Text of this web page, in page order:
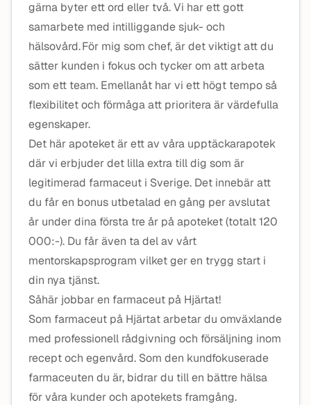
gärna byter ett ord eller två. Vi har ett gott
samarbete med intilliggande sjuk- och
hälsovård. För mig som chef, är det viktigt att du
sätter kunden i fokus och tycker om att arbeta
som ett team. Emellanåt har vi ett högt tempo så
flexibilitet och förmåga att prioritera är värdefulla
egenskaper.
Det här apoteket är ett av våra upptäckarapotek
där vi erbjuder det lilla extra till dig som är
legitimerad farmaceut i Sverige. Det innebär att
du får en bonus utbetalad en gång per avslutat
år under dina första tre år på apoteket (totalt 120
000:-). Du får även ta del av vårt
mentorskapsprogram vilket ger en trygg start i
din nya tjänst.
Såhär jobbar en farmaceut på Hjärtat!
Som farmaceut på Hjärtat arbetar du omväxlande
med professionell rådgivning och försäljning inom
recept och egenvård. Som den kundfokuserade
farmaceuten du är, bidrar du till en bättre hälsa
för våra kunder och apotekets framgång.